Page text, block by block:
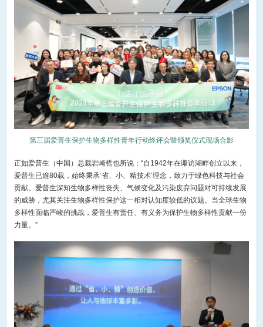
第三届爱普生保护生物多样性青年行动终评会暨颁奖仪式现场合影
正如爱普生（中国）总裁岩崎哲也所说：“自1942年在诹访湖畔创立以来，
爱普生已逾80载，始终秉承‘省、小、精技术’理念，致力于绿色科技与社会
贡献。爱普生深知生物多样性丧失、气候变化及污染废弃问题对可持续发展
的威胁，尤其关注生物多样性保护这一相对认知度较低的议题。当全球生物
多样性面临严峻的挑战，爱普生有责任、有义务为保护生物多样性贡献一份
力量。”